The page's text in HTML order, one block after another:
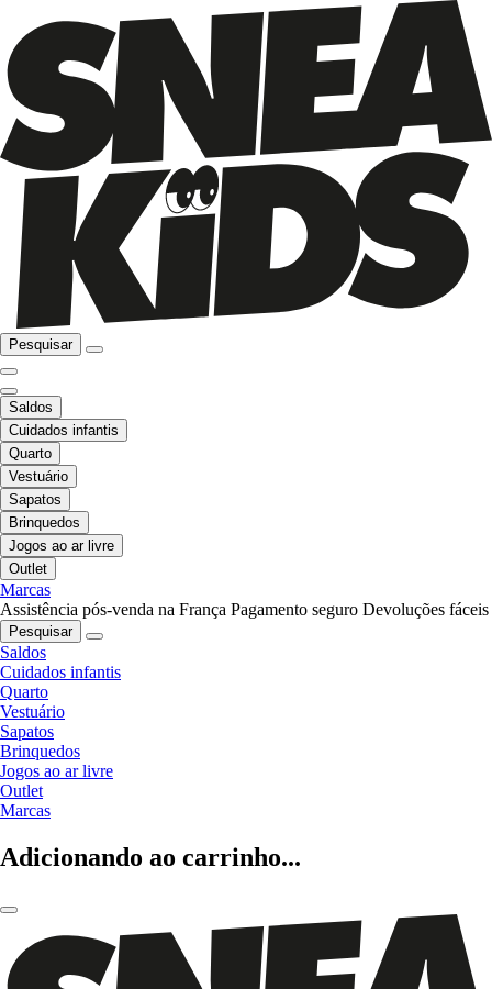
Pesquisar
Saldos
Cuidados infantis
Quarto
Vestuário
Sapatos
Brinquedos
Jogos ao ar livre
Outlet
Marcas
Assistência pós-venda na França Pagamento seguro Devoluções fáceis
Pesquisar
Saldos
Cuidados infantis
Quarto
Vestuário
Sapatos
Brinquedos
Jogos ao ar livre
Outlet
Marcas
Adicionando ao carrinho...